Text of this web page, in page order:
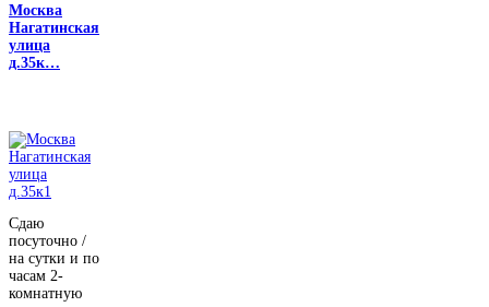
Москва
Нагатинская
улица
д.35к…
Сдаю
посуточно /
на сутки и по
часам 2-
комнатную